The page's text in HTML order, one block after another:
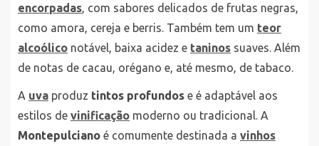
encorpadas, com sabores delicados de frutas negras,
como amora, cereja e berris. Também tem um teor
alcoólico notável, baixa acidez e taninos suaves. Além
de notas de cacau, orégano e, até mesmo, de tabaco.
A uva produz tintos profundos e é adaptável aos
estilos de vinificação moderno ou tradicional. A
Montepulciano é comumente destinada a vinhos